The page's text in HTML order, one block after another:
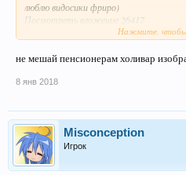
люблю видосики фриро)
Посмотреть вложение 26417
Посмотреть вложение 26418
всех с новым годом, добра вам. любви и
Нажмите, чтобы
не мешай пенсионерам холивар
8 янв 2018
Misconception
Игрок